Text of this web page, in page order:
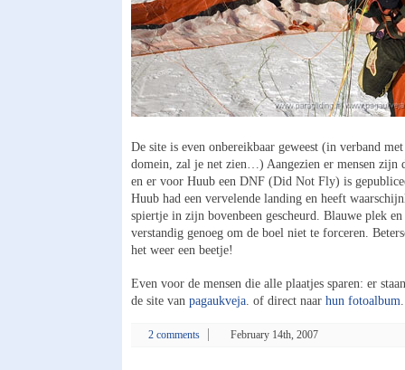
De site is even onbereikbaar geweest (in verband
domein, zal je net zien…) Aangezien er mensen zijn
en er voor Huub een DNF (Did Not Fly) is
Huub had een vervelende landing en heeft
spiertje in zijn bovenbeen gescheurd. Blauwe plek
verstandig genoeg om de boel niet te forceren.
het weer een beetje!
Even voor de mensen die alle plaatjes sparen: er
de site van pagaukveja. of direct naar hun fotoalbum.
2 comments February 14th, 2007